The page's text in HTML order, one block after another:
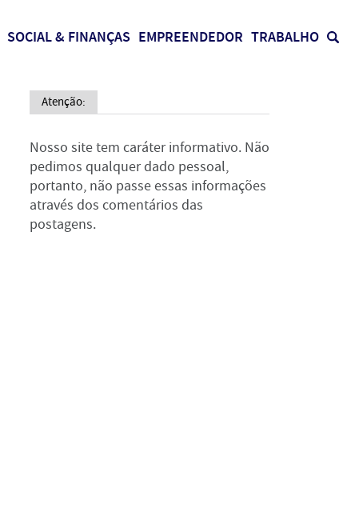
SOCIAL & FINANÇAS EMPREENDEDOR TRABALHO
Atenção:
Nosso site tem caráter informativo. Não
pedimos qualquer dado pessoal,
portanto, não passe essas informações
através dos comentários das
postagens.